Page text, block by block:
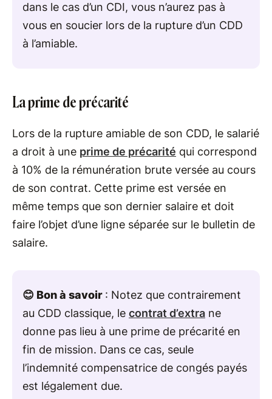
dans le cas d’un CDI, vous n’aurez pas à
vous en soucier lors de la rupture d’un CDD
à l’amiable.
La prime de précarité
Lors de la rupture amiable de son CDD, le salarié
a droit à une prime de précarité qui correspond
à 10% de la rémunération brute versée au cours
de son contrat. Cette prime est versée en
même temps que son dernier salaire et doit
faire l’objet d’une ligne séparée sur le bulletin de
salaire.
😊 Bon à savoir : Notez que contrairement
au CDD classique, le contrat d’extra ne
donne pas lieu à une prime de précarité en
fin de mission. Dans ce cas, seule
l’indemnité compensatrice de congés payés
est légalement due.